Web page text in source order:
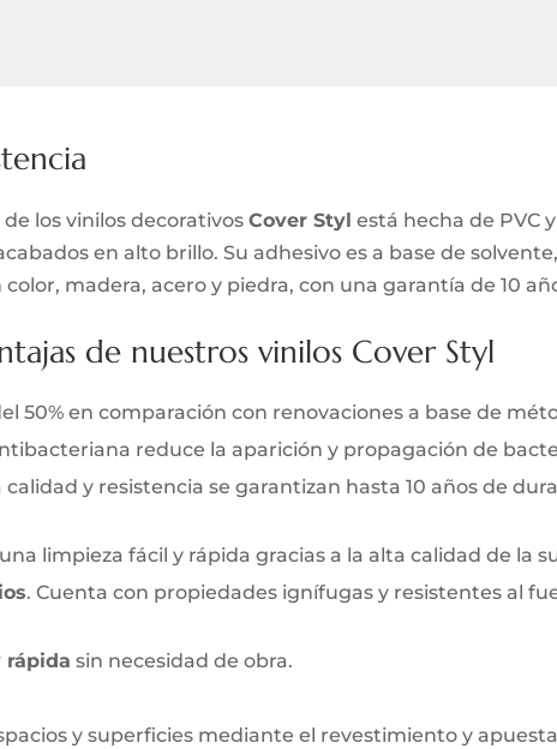
los vinilos decorativosCover Styl está hecha de PVC
en alto brillo. Su adhesivo es a base de
madera, acero y piedra, con una garantía de 10
de nuestros vinilos Cover Styl
50% en comparación con renovaciones a base de
reduce la aparición y propagación de
calidad y resistencia se garantizan hasta 10 años de
limpieza fácil y rápida gracias a la alta calidad de la
. Cuenta con propiedades ignífugas y resistentes al
rápida sin necesidad de obra.
y superficies mediante el revestimiento y